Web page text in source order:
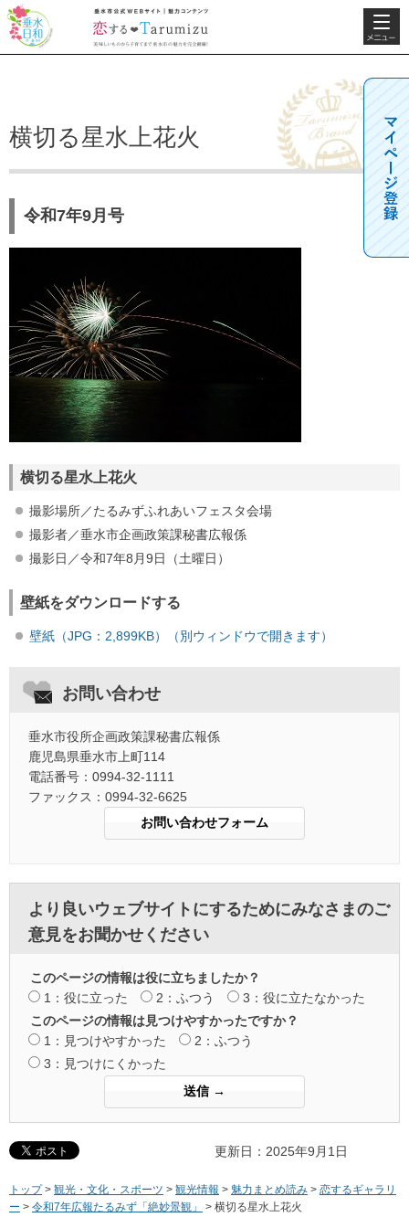
垂水日和
垂水市公式WEBサ
イト 魅力コンテン
ツ 恋するTarumizu
検索・共
通メニュ
ー
横切る星水上花火
令和7年9月号
横切る星水上花火
撮影場所／たるみずふれあいフェスタ会場
撮影者／垂水市企画政策課秘書広報係
撮影日／令和7年8月9日（土曜日）
壁紙をダウンロードする
壁紙（JPG：2,899KB）（別ウィンドウで開きます）
お問い合わせ
垂水市役所企画政策課秘書広報係
鹿児島県垂水市上町114
電話番号：0994-32-1111
ファックス：0994-32-6625
より良いウェブサイトにするためにみなさまのご
意見をお聞かせください
このページの情報は役に立ちましたか？
1：役に立った
2：ふつう
3：役に立たなかった
このページの情報は見つけやすかったですか？
1：見つけやすかった
2：ふつう
3：見つけにくかった
更新日：2025年9月1日
トップ> 観光・文化・スポーツ > 観光情報 > 魅力まとめ読み > 恋するギャラリ
ー > 令和7年広報たるみず「絶妙景観」 > 横切る星水上花火